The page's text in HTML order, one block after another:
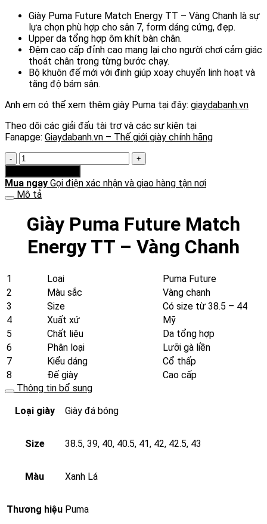
Giày Puma Future Match Energy TT – Vàng Chanh là sự
lựa chọn phù hợp cho sân 7, form dáng cứng, đẹp.
Upper da tổng hợp ôm khít bàn chân.
Đệm cao cấp đỉnh cao mang lại cho người chơi cảm giác
thoát chân trong từng bước chạy.
Bộ khuôn đế mới với đinh giúp xoay chuyển linh hoạt và
tăng độ bám sân.
Anh em có thể xem thêm giày Puma tại đây: giaydabanh.vn
Theo dõi các giải đấu tài trợ và các sự kiện tại
Fanapge: Giaydabanh.vn – Thế giới giày chính hãng
Giày
Puma
Future
Match
Energy
Chanh
Mua ngay Gọi điện xác nhận và giao hàng tận nơi
Mô tả
Giày Puma Future Match
Energy TT – Vàng Chanh
1 Loại
Puma Future
2
Màu sắc
Vàng chanh
3
Size
Có size từ 38.5 – 44
4
Xuất xứ
Mỹ
5
Chất liệu
Da tổng hợp
6
Phân loại
Lưỡi gà liền
7
Kiểu dáng
Cổ thấp
8
Đế giày
Cao cấp
Thông tin bổ sung
Loại giày
Giày đá bóng
Size 38.5, 39, 40, 40.5, 41, 42, 42.5, 43
Màu Xanh Lá
Thương hiệu Puma